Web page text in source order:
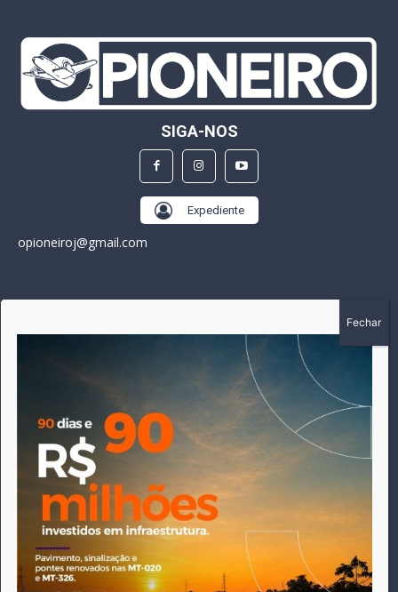
SIGA-NOS
Expediente
opioneiroj@gmail.com
A história do Pioneiro inicia em fevereiro de 2005 em
Canarana - MT, na época, como um jornal impresso semanal,
que chegou a possuir mil assinantes. Durante 15 anos, foram
publicadas 691 edições que narraram os acontecimentos
políticos, policiais e cotidianos de Canarana e região. Fiel a sua
origem, pautado sempre pela busca incessante da
imparcialidade, faz jus a sua logo, com o característico "avião
da praça" de Canarana, sendo o símbolo do
comprometimento deste veículo de comunicação com o
relato dos fatos neste município. Em 06 de dezembro de 2019
circulou a última edição impressa do jornal, que desde então
tem veiculação exclusivamente online.